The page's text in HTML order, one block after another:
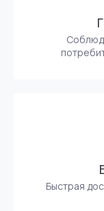
Быстрая